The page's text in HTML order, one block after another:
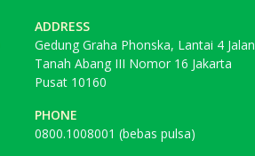
ADDRESS
Gedung Graha Phonska, Lantai 4 Jalan
Tanah Abang III Nomor 16 Jakarta
Pusat 10160
PHONE
0800.1008001 (bebas pulsa)